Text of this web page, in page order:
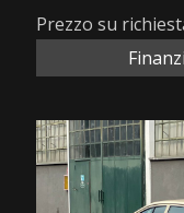
Prezzo su